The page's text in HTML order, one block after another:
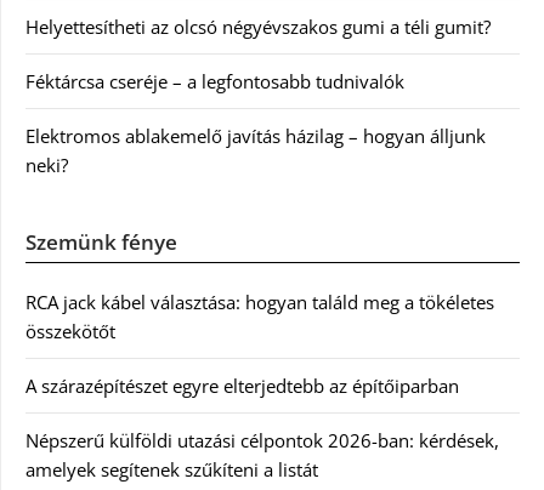
Helyettesítheti az olcsó négyévszakos gumi a téli gumit?
Féktárcsa cseréje – a legfontosabb tudnivalók
Elektromos ablakemelő javítás házilag – hogyan álljunk
neki?
Szemünk fénye
RCA jack kábel választása: hogyan találd meg a tökéletes
összekötőt
A szárazépítészet egyre elterjedtebb az építőiparban
Népszerű külföldi utazási célpontok 2026-ban: kérdések,
amelyek segítenek szűkíteni a listát